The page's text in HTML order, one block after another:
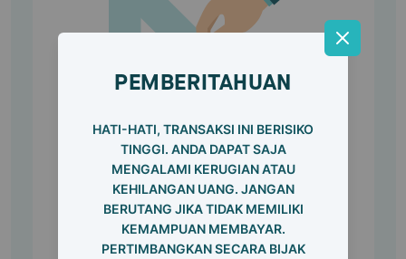
PEMBERITAHUAN
HATI-HATI, TRANSAKSI INI BERISIKO
TINGGI. ANDA DAPAT SAJA
MENGALAMI KERUGIAN ATAU
KEHILANGAN UANG. JANGAN
BERUTANG JIKA TIDAK MEMILIKI
KEMAMPUAN MEMBAYAR.
PERTIMBANGKAN SECARA BIJAK
Daftar SebagaiPemberi
Pembiayaan
Dan turut menjadi bagian dari pemberdayaan
UMKM Indonesia.